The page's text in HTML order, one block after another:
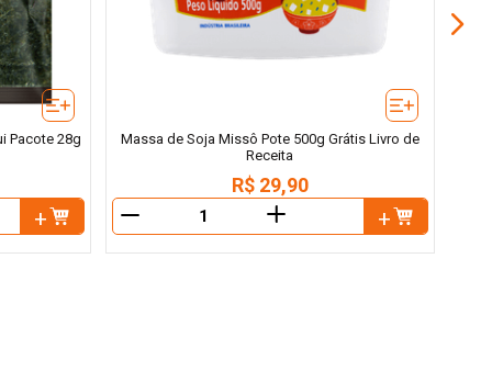
Pacote 28g
Massa de Soja Missô Pote 500g Grátis Livro de
Receita
R$ 29,90
＋